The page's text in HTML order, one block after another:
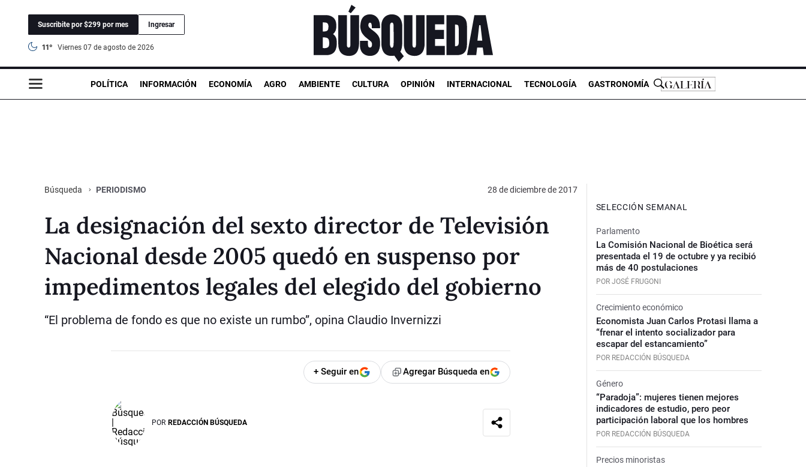
Suscribite por $299 por mes Ingresar
11° viernes 07 de agosto de 2026
POLÍTICA INFORMACIÓN ECONOMÍA AGRO AMBIENTE CULTURA OPINIÓN INTERNACIONAL TECNOLOGÍA GASTRONOMÍA
Búsqueda PERIODISMO 28 de diciembre de 2017
La designación del sexto director de Televisión
Nacional desde 2005 quedó en suspenso por
impedimentos legales del elegido del gobierno
“El problema de fondo es que no existe un rumbo”, opina Claudio Invernizzi
+ Seguir en Agregar Búsqueda en
POR REDACCIÓN BÚSQUEDA
SELECCIÓN SEMANAL
Parlamento
La Comisión Nacional de Bioética será
presentada el 19 de octubre y ya recibió
más de 40 postulaciones
POR JOSÉ FRUGONI
Crecimiento económico
Economista Juan Carlos Protasi llama a
“frenar el intento socializador para
escapar del estancamiento”
POR REDACCIÓN BÚSQUEDA
Género
“Paradoja”: mujeres tienen mejores
indicadores de estudio, pero peor
participación laboral que los hombres
POR REDACCIÓN BÚSQUEDA
Precios minoristas